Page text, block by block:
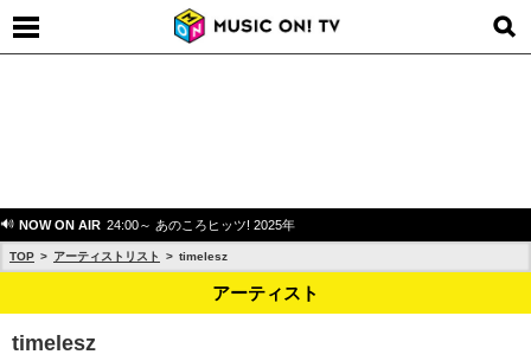
NOW ON AIR 24:00～ あのころヒッツ! 2025年
TOP アーティストリスト timelesz
アーティスト
timelesz